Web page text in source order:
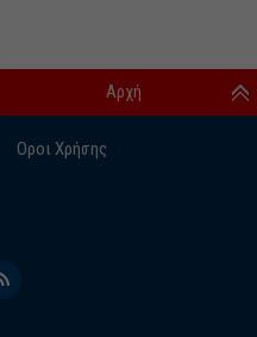
Οροι Χρήσης
Αρχή